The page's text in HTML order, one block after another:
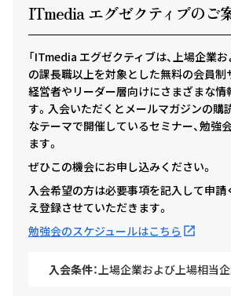
ITmedia エグゼクティ ブのご
「ITmedia エグゼクティブは、上場企業
の課長職以上を対象とした無料の会員制
経営者やリーダー層向けにさまざまな情
す。入会いただくとメールマガジンの購
なテーマで開催しているセミナー、勉強
ます。
ぜひこの機会にお申し込みください。
入会希望の方は必要事項を記入して申請
え登録させていただきます。
勉強会のスケジュールはこちら
入会条件： 上場企業および上場相当